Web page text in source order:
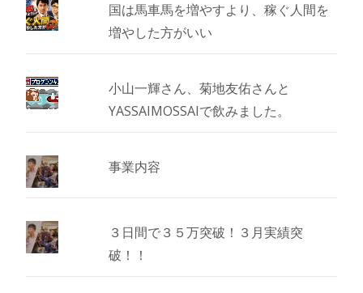
国は馬車馬を増やすより、稼ぐ人間を
増やした方がいい
小山一輝さん、菊地友佑さんと
YASSAIMOSSAIで飲みました。
事業内容
３日間で３５万突破！３月実績突
破！！